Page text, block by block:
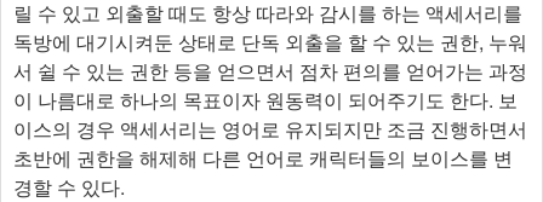
자나 무기를 반환하는 것으로 추가 감형을 할 수 있다는 점도
재미있는 부분이다.
거기에, 플레이하면서 불편한 부분 중 일부는 게임의 설정에
녹여내 사면 포인트를 모아뒀다가 생활 관련 제약을 하나씩
해금하거나, 동료들의 장비 등급 해금, 의상 커스터마이즈 해
금 등을 할 수 있도록 했다. 앞에서 이야기했던 몇 초 이상 달